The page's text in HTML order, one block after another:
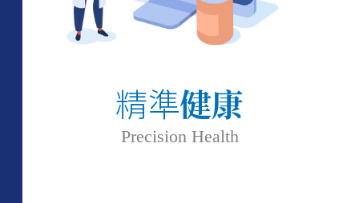
精準健康
Precision Health